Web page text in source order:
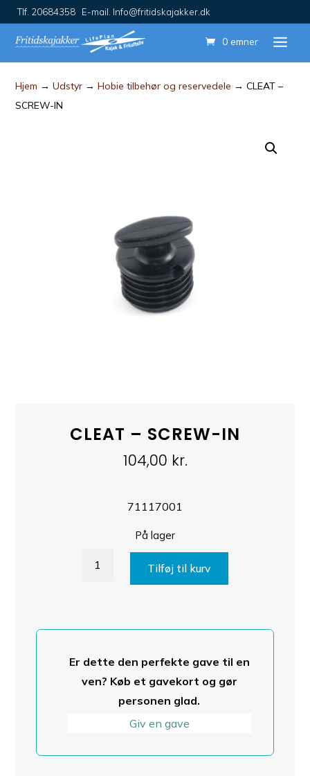
Tlf. 20684358 E-mail. Info@fritidskajakker.dk
0 emner
Hjem →Udstyr →Hobie tilbehør og reservedele → CLEAT –
SCREW-IN
CLEAT – SCREW-IN
104,00 kr.
71117001
På lager
Tilføj til kurv
Er dette den perfekte gave til en
ven? Køb et gavekort og gør
personen glad.
Giv en gave